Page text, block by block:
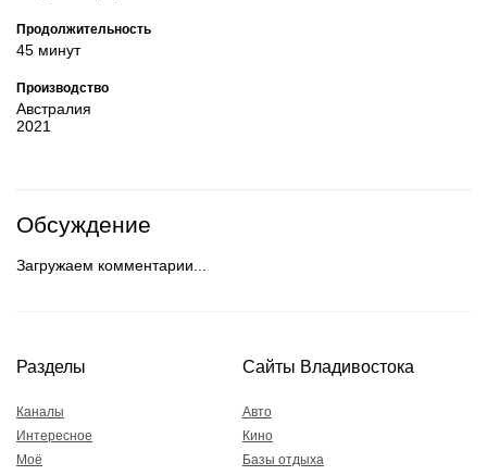
Продолжительность
45 минут
Производство
Австралия
2021
Обсуждение
Загружаем комментарии...
Разделы
Каналы
Интересное
Моё
Сайты Владивостока
Авто
Кино
Базы отдыха